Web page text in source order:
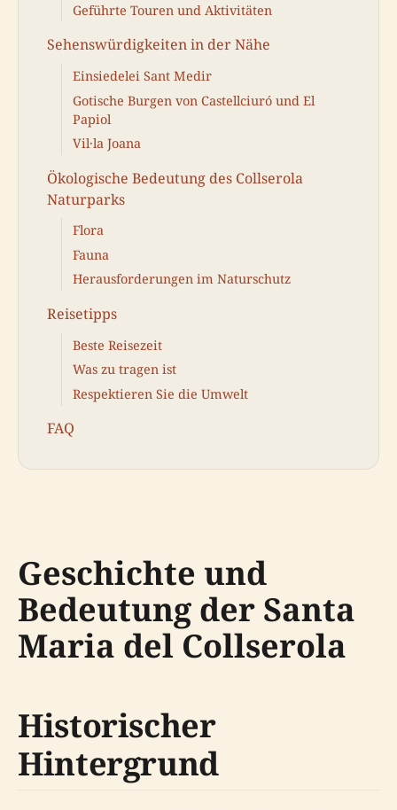
Geführte Touren und Aktivitäten
Sehenswürdigkeiten in der Nähe
Einsiedelei Sant Medir
Gotische Burgen von Castellciuró und El
Papiol
Vil·la Joana
Ökologische Bedeutung des Collserola
Naturparks
Flora
Fauna
Herausforderungen im Naturschutz
Reisetipps
Beste Reisezeit
Was zu tragen ist
Respektieren Sie die Umwelt
FAQ
Geschichte und
Bedeutung der Santa
Maria del Collserola
Historischer
Hintergrund